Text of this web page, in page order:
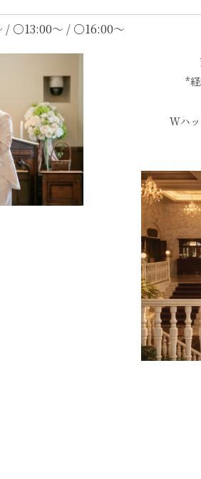
/ ○13:00～ / ○16:00～
*
Wハ